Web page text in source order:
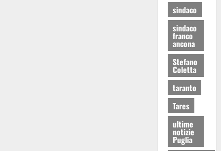
sindaco
sindaco
franco
ancona
Stefano
Coletta
taranto
Tares
ultime
notizie
Puglia